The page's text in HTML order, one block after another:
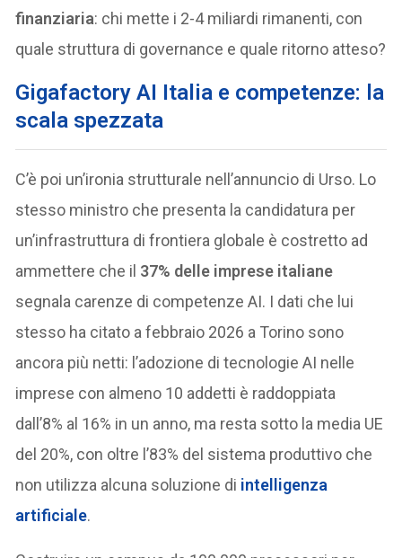
finanziaria: chi mette i 2-4 miliardi rimanenti, con
quale struttura di governance e quale ritorno atteso?
Gigafactory AI Italia e competenze: la
scala spezzata
C’è poi un’ironia strutturale nell’annuncio di Urso. Lo
stesso ministro che presenta la candidatura per
un’infrastruttura di frontiera globale è costretto ad
ammettere che il 37% delle imprese italiane
segnala carenze di competenze AI. I dati che lui
stesso ha citato a febbraio 2026 a Torino sono
ancora più netti: l’adozione di tecnologie AI nelle
imprese con almeno 10 addetti è raddoppiata
dall’8% al 16% in un anno, ma resta sotto la media UE
del 20%, con oltre l’83% del sistema produttivo che
non utilizza alcuna soluzione di intelligenza
artificiale.